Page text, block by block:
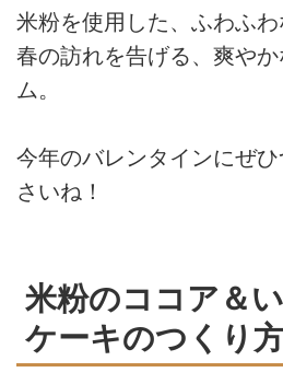
米粉を使用した、ふわふわ
春の訪れを告げる、爽や
ム。
今年のバレンタインにぜ
さいね！
米粉のココア＆
ケーキのつくり